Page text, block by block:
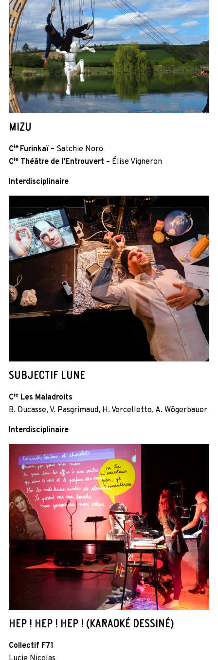
MIZU
Cie Furinkaï – Satchie Noro
Cie Théâtre de l’Entrouvert – Élise Vigneron
Interdisciplinaire
SUBJECTIF LUNE
Cie Les Maladroits
B. Ducasse, V. Pasgrimaud, H. Vercelletto, A. Wögerbauer
Interdisciplinaire
HEP ! HEP ! HEP ! (KARAOKÉ DESSINÉ)
Collectif F71